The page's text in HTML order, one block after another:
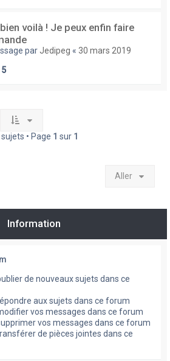
voilà ! Je peux enfin faire
par Jedipeg « 30 mars 2019
5
• Page 1 sur 1
Aller
Information
de nouveaux sujets dans ce
aux sujets dans ce forum
vos messages dans ce forum
vos messages dans ce forum
de pièces jointes dans ce